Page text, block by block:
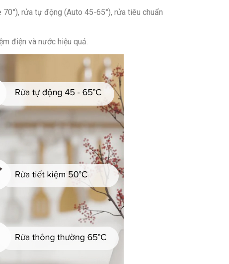
rửa tự động (Auto 45-65°), rửa tiêu chuẩn
điện và nước hiệu quả.